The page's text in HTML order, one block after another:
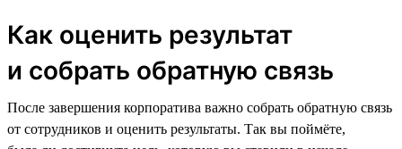
Как оценить результат
и собрать обратную связь
После завершения корпоратива важно собрать обратную связь
от сотрудников и оценить результаты. Так вы поймёте,